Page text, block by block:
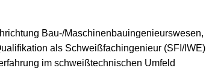
Bau-/Maschinenbauingenieurswesen,
als Schweißfachingenieur (SFI/IWE)
im schweißtechnischen Umfeld